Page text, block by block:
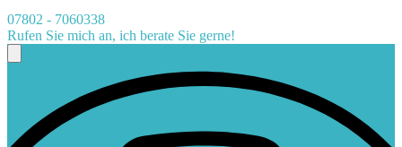
07802 - 7060338
Rufen Sie mich an, ich berate Sie gerne!